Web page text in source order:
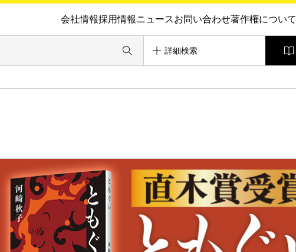
会社情報採用情報ニュースお問い合わせ著作権について
詳細検索